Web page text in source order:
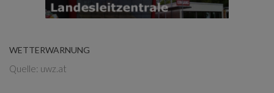
WETTERWARNUNG
Quelle: uwz.at